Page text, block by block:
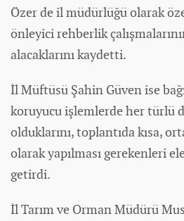
Özer de il müdürlüğü olarak
önleyici rehberlik
alacaklarını kaydetti.
İl Müftüsü Şahin Güven ise
koruyucu işlemlerde her türlü
olduklarını, toplantıda kısa,
olarak yapılması gerekenleri
getirdi.
İl Tarım ve Orman Müdürü